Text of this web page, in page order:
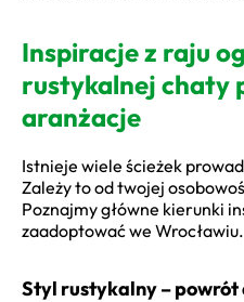
Inspiracje z raju
rustykalnej chaty
aranżacje
Istnieje wiele ścieżek
Zależy to od twojej
Poznajmy główne kierunki
zaadoptować we Wrocławiu.
Styl rustykalny – powrót